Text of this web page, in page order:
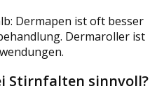
Dermapen ist oft besser
Dermaroller ist
Stirnfalten sinnvoll?